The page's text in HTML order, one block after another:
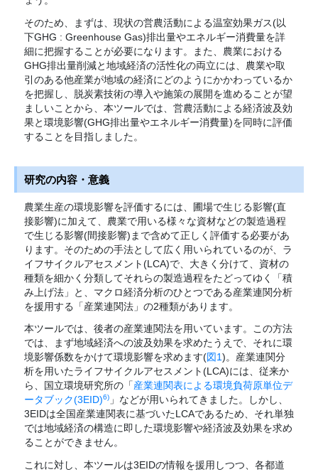
そのため、まずは、現状の営農活動による温室効果ガス(以
下GHG : Greenhouse Gas)排出量やエネルギー消費量を詳
細に把握することが必要になります。また、農業における
GHG排出量削減と地域経済の活性化の両立には、農業や取
引のある他産業が地域の経済にどのようにかかわっているか
を把握し、脱炭素技術の導入や施策の展開を進めることが望
ましいことから、本ツールでは、営農活動による経済波及効
果と環境影響(GHG排出量やエネルギー消費量)を同時に評価
することを目指しました。
研究の内容・意義
農業生産の環境影響を評価するには、圃場で生じる影響(直
接影響)に加えて、農業で用いる様々な資材などの製造過程
で生じる影響(間接影響)まで含めて正しく評価する必要があ
ります。そのための手法として広く用いられているのが、ラ
イフサイクルアセスメント(LCA)で、大きく分けて、資材の
種類を細かく分類してそれらの製造過程をたどってゆく「積
み上げ法」と、マクロ経済分析のひとつである産業連関分析
を援用する「産業連関法」の2種類があります。
本ツールでは、後者の産業連関法を用いています。この方法
では、まず地域経済への波及効果を求めたうえで、それに環
境影響係数をかけて環境影響を求めます(図1)。産業連関分
析を用いたライフサイクルアセスメント(LCA)には、従来か
ら、国立環境研究所の「産業連関表による環境負荷原単位デ
ータブック(3EID)6)」などが用いられてきました。しかし、
3EIDは全国産業連関表に基づいたLCAであるため、それ単独
では地域経済の構造に即した環境影響や経済波及効果を求め
ることができません。
これに対し、本ツールは3EIDの情報を援用しつつ、各都道